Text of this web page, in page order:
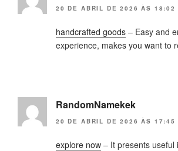
20 DE ABRIL DE 2026 ÀS 18:02
handcrafted goods – Easy and
experience, makes you want to
RandomNamekek
20 DE ABRIL DE 2026 ÀS 17:45
explore now – It presents useful